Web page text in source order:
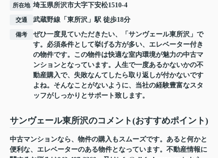
所在地 埼玉県所沢市大字下安松1510-4
交通 武蔵野線 「 東所沢 」駅 徒歩18分
備考
ぜひ一度見ていただきたい、「サンヴェール東所沢」で
す。必須条件として挙げる方が多い、エレベーター付き
の物件です。この物件は快適な室内環境が魅力の中古マ
ンションとなっています。人生で一度あるかないかの不
動産購入で、失敗なんてしたら取り返しが付かないです
よね。そんなことがないように、当社の経験豊富なスタ
ッフがしっかりとサポート致します。
サンヴェール東所沢のコメント(おすすめポイント)
中古マンションなら、物件の購入もスムーズです。あると何かと
便利な、エレベーターのある物件となっています。不動産情報に